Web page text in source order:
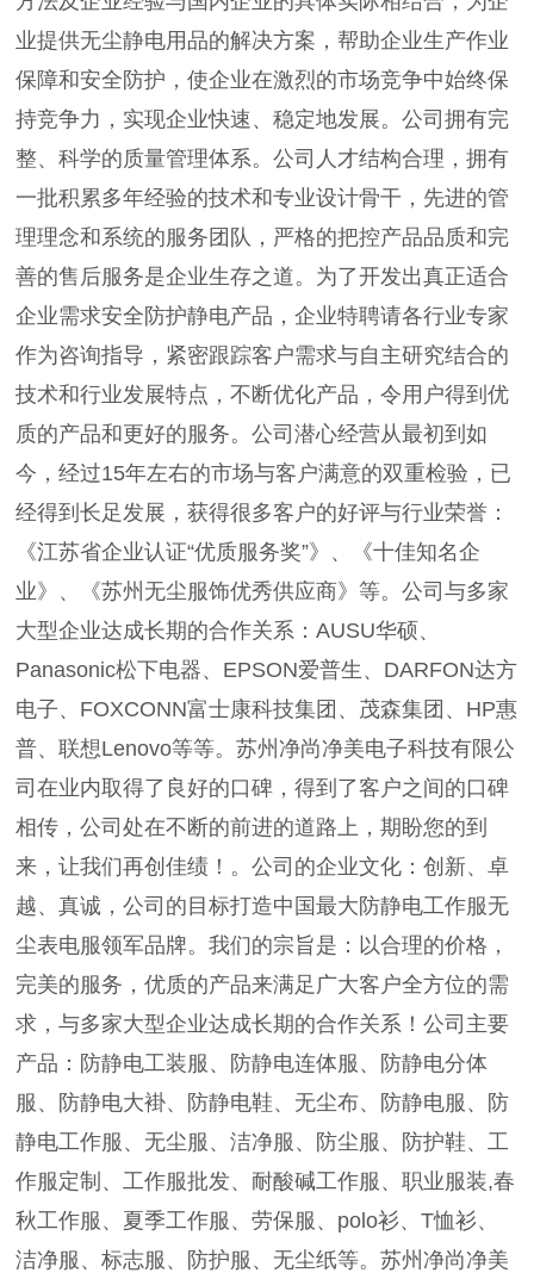
业提供无尘静电用品的解决方案，帮助企业生产作业
保障和安全防护，使企业在激烈的市场竞争中始终保
持竞争力，实现企业快速、稳定地发展。公司拥有完
整、科学的质量管理体系。公司人才结构合理，拥有
一批积累多年经验的技术和专业设计骨干，先进的管
理理念和系统的服务团队，严格的把控产品品质和完
善的售后服务是企业生存之道。为了开发出真正适合
企业需求安全防护静电产品，企业特聘请各行业专家
作为咨询指导，紧密跟踪客户需求与自主研究结合的
技术和行业发展特点，不断优化产品，令用户得到优
质的产品和更好的服务。公司潜心经营从最初到如
今，经过15年左右的市场与客户满意的双重检验，已
经得到长足发展，获得很多客户的好评与行业荣誉：
《江苏省企业认证“优质服务奖”》、《十佳知名企
业》、《苏州无尘服饰优秀供应商》等。公司与多家
大型企业达成长期的合作关系：AUSU华硕、
Panasonic松下电器、EPSON爱普生、DARFON达方
电子、FOXCONN富士康科技集团、茂森集团、HP惠
普、联想Lenovo等等。苏州净尚净美电子科技有限公
司在业内取得了良好的口碑，得到了客户之间的口碑
相传，公司处在不断的前进的道路上，期盼您的到
来，让我们再创佳绩！。公司的企业文化：创新、卓
越、真诚，公司的目标打造中国最大防静电工作服无
尘表电服领军品牌。我们的宗旨是：以合理的价格，
完美的服务，优质的产品来满足广大客户全方位的需
求，与多家大型企业达成长期的合作关系！公司主要
产品：防静电工装服、防静电连体服、防静电分体
服、防静电大褂、防静电鞋、无尘布、防静电服、防
静电工作服、无尘服、洁净服、防尘服、防护鞋、工
作服定制、工作服批发、耐酸碱工作服、职业服装,春
秋工作服、夏季工作服、劳保服、polo衫、T恤衫、
洁净服、标志服、防护服、无尘纸等。苏州净尚净美